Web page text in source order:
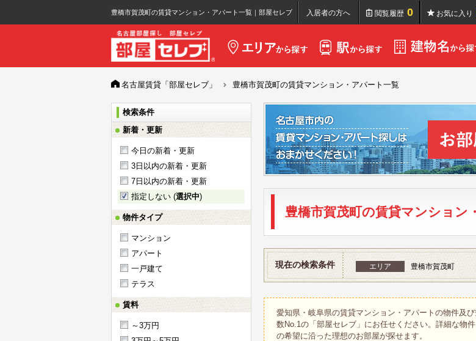
豊橋市賀茂町の賃貸マンション・アパート一覧｜部屋セレブ 入居者の方へ 閲覧履歴 0 お気に入り
名古屋賃貸「部屋セレブ」 豊橋市賀茂町の賃貸マンション・アパート一覧
検索条件
新着・更新
今日の新着・更新
3日以内の新着・更新
7日以内の新着・更新
指定しない (選択中)
物件タイプ
マンション
アパート
一戸建て
テラス
賃料
～3万円
豊橋市賀茂町の賃貸マンション
現在の検索条件 エリア 豊橋市賀茂町
愛知県・岐阜県の賃貸マンション・アパートの物件及
数No.1の「部屋セレブ」にお任せください。詳細な物
の希望に沿った理想のお部屋が探せます。